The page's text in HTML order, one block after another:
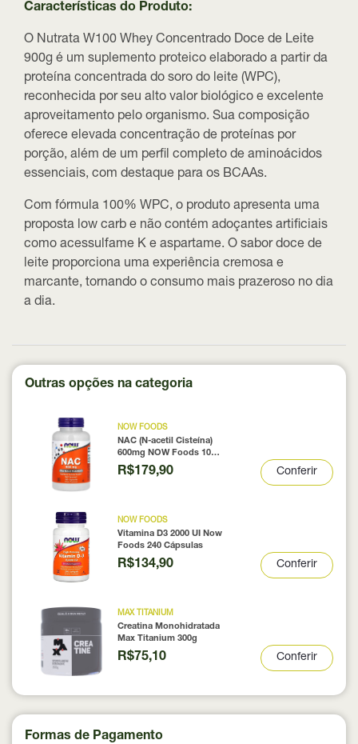
Características do Produto:
O Nutrata W100 Whey Concentrado Doce de Leite
900g é um suplemento proteico elaborado a partir da
proteína concentrada do soro do leite (WPC),
reconhecida por seu alto valor biológico e excelente
aproveitamento pelo organismo. Sua composição
oferece elevada concentração de proteínas por
porção, além de um perfil completo de aminoácidos
essenciais, com destaque para os BCAAs.
Com fórmula 100% WPC, o produto apresenta uma
proposta low carb e não contém adoçantes artificiais
como acessulfame K e aspartame. O sabor doce de
leite proporciona uma experiência cremosa e
marcante, tornando o consumo mais prazeroso no dia
a dia.
Outras opções na categoria
NOW FOODS
NAC (N-acetil Cisteína)
600mg NOW Foods 100
Cápsulas
R$179,90 Conferir
NOW FOODS
Vitamina D3 2000 UI Now
Foods 240 Cápsulas
R$134,90 Conferir
MAX TITANIUM
Creatina Monohidratada
Max Titanium 300g
R$75,10 Conferir
Formas de Pagamento